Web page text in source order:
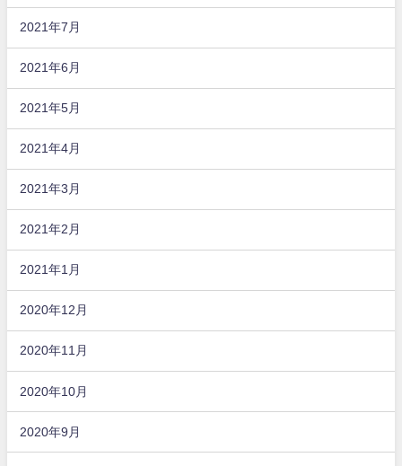
2021年7月
2021年6月
2021年5月
2021年4月
2021年3月
2021年2月
2021年1月
2020年12月
2020年11月
2020年10月
2020年9月